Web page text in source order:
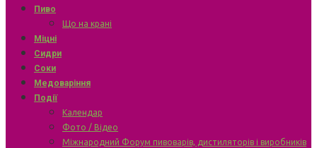
Пиво
Що на крані
Міцні
Сидри
Соки
Медоваріння
Події
Календар
Фото / Відео
Міжнародний Форум пивоварів, дистиляторів і виробників